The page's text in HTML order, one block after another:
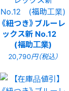
《紐つき》ブルーレ
ックス新 No.12
(福助工業)
20,790円（税込）